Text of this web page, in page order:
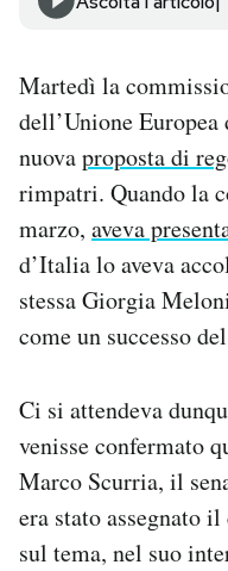
Hai bisogno di
Esci
Martedì la
dell’Unione Europea
nuovaproposta di
rimpatri. Quando la
marzo, aveva
d’Italia lo aveva
stessa Giorgia
come un successo
Ci si attendeva
venisse confermato
Marco Scurria, il
era stato assegnato
sul tema, nel suo